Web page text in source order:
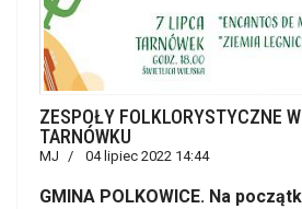
ZESPOŁY FOLKLORYSTYCZNE
TARNÓWKU
MJ 04 lipiec 2022 14:44
GMINA POLKOWICE. Na